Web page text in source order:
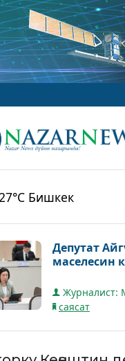
27°C Бишкек
Депутат
маселесин
саясат